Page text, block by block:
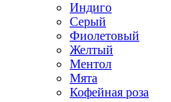
Индиго
Серый
Фиолетовый
Желтый
Ментол
Мята
Кофейная роза